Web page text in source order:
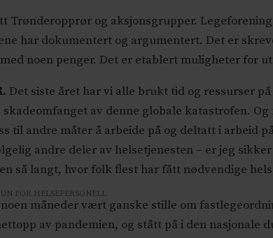
Trønderopprør og aksjonsgrupper.
har dokumentert og argumentert. Det er
noen penger. Det er etablert muligheter for
Det siste året har vi alle brukt tid og ressurser
skadeomfanget av denne globale katastrofen.
til andre måter å arbeide på og deltatt i arbeid
andre deler av helsetjenesten – er jeg
så langt, hvor folk flest har fått nødvendige
FOR HELSEPERSONELL
måneder vært ganske stille om
av pandemien, og stått på i den nasjonale